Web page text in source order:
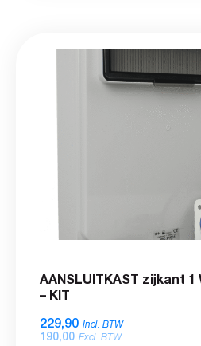
AANSLUITKAST zijkant 1
– KIT
229,90 Incl. BTW
190,00 Excl. BTW